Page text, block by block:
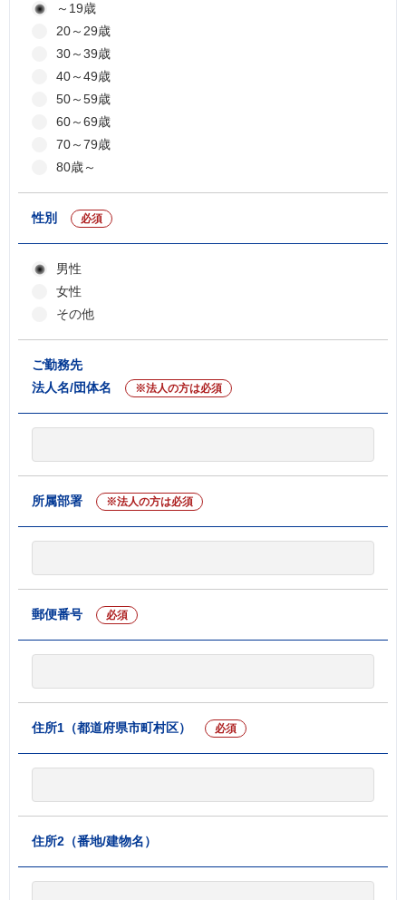
～19歳
20～29歳
30～39歳
40～49歳
50～59歳
60～69歳
70～79歳
80歳～
性別 必須
男性
女性
その他
ご勤務先
法人名/団体名
※法人の方は必須
所属部署 ※法人の方は必須
郵便番号 必須
住所1（都道府県市町村区） 必須
住所2（番地/建物名）